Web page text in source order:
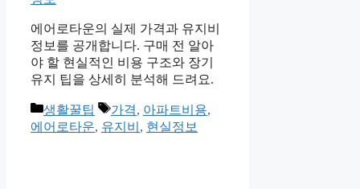
에어로타운의 실제 가격과 유지비
정보를 공개합니다. 구매 전 알아
야 할 현실적인 비용 구조와 장기
유지 팁을 상세히 분석해 드려요.
카
테
생활꿀팁
태
그
가격, 아파트비용,
에어로타운, 유지비 , 현실정보